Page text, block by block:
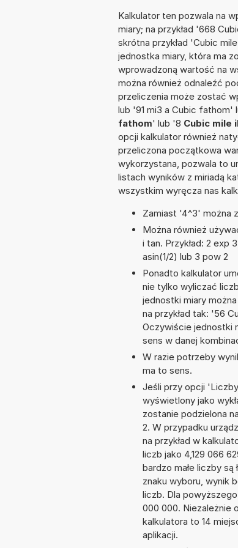
Kalkulator ten pozwala na
miary; na przykład '668
skrótna przykład 'Cubic
jednostka miary, która ma
wprowadzoną wartość na
można również odnaleźć
przeliczenia może zostać
lub '91 mi3 a Cubic fathom'
fathom' lub '8 Cubic mile
opcji kalkulator również
przeliczona początkowa
wykorzystana, pozwala to
listach wyników z miriadą
wszystkim wyręcza nas
Zamiast '4^3' można
Można również
i tan. Przykład: 2 exp
asin(1/2) lub 3 pow 2
Ponadto kalkulator
nie tylko wyliczać
jednostki miary
na przykład tak: '56
Oczywiście jednostki
sens w danej
W razie potrzeby
ma to sens.
Jeśli przy opcji
wyświetlony jako
zostanie podzielona
2. W przypadku
na przykład w
liczb jako 4,129 066
bardzo małe liczby
znaku wyboru, wynik
liczb. Dla
000 000. Niezależnie
kalkulatora to 14
aplikacji.